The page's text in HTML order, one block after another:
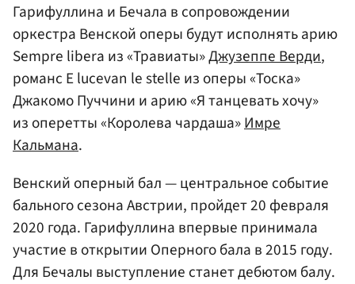
Гарифуллина и Бечала в сопровождении
оркестра Венской оперы будут исполнять арию
Sempre libera из «Травиаты»Джузеппе Верди,
романс E lucevan le stelle из оперы «Тоска»
Джакомо Пуччини и арию «Я танцевать хочу»
из оперетты «Королева чардаша»Имре
Кальмана.
Венский оперный бал — центральное событие
бального сезона Австрии, пройдет 20 февраля
2020 года. Гарифуллина впервые принимала
участие в открытии Оперного бала в 2015 году.
Для Бечалы выступление станет дебютом балу.